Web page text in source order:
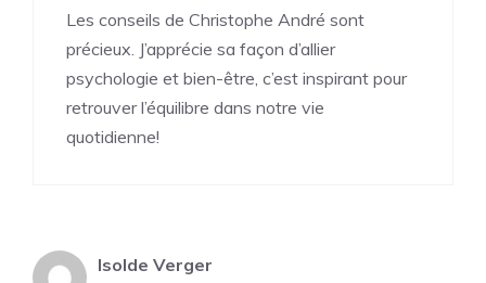
Les conseils de Christophe André sont
précieux. J’apprécie sa façon d’allier
psychologie et bien-être, c’est inspirant pour
retrouver l’équilibre dans notre vie
quotidienne!
Isolde Verger